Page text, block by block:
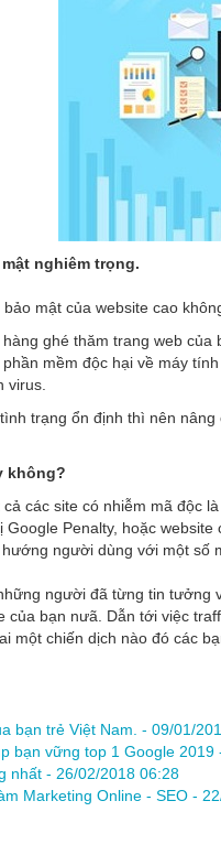
nghiêm trọng.
mật của website cao
ghé thăm trang web
mềm độc hại về máy
virus.
trạng ổn định thì nên
không?
các site có nhiễm mã độc
Penalty, hoặc
người dùng với một số
người đã từng tin
của bạn nưã. Dẫn tới việc
một chiến dịch nào đó các
bạn trẻ Việt Nam. - 09/01/
bạn vững top 1 Google 2019
nhất - 26/02/2018 06:28
Marketing Online - SEO -